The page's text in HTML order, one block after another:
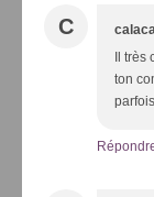
C
Il très
ton